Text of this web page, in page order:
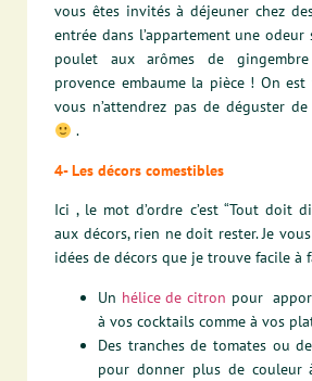
vous êtes invités à déjeuner chez
entrée dans l’appartement une
poulet aux arômes de
provence embaume la pièce ! On est
vous n’attendrez pas de déguster
.
4- Les décors comestibles
Ici , le mot d’ordre c’est “Tout doit
aux décors, rien ne doit rester. Je
idées de décors que je trouve facile à
Un hélice de citron pour
à vos cocktails comme à vos
Des tranches de tomates ou
pour donner plus de couleur